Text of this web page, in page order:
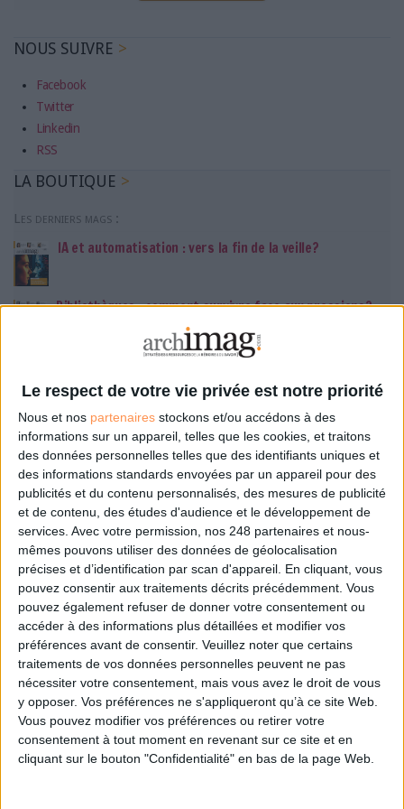
Le respect de votre vie privée est notre priorité
Nous et nos partenaires stockons et/ou accédons à des
informations sur un appareil, telles que les cookies, et traitons
des données personnelles telles que des identifiants uniques et
des informations standards envoyées par un appareil pour des
publicités et du contenu personnalisés, des mesures de publicité
et de contenu, des études d'audience et le développement de
services. Avec votre permission, nos 248 partenaires et nous-
mêmes pouvons utiliser des données de géolocalisation
précises et d’identification par scan d'appareil. En cliquant, vous
pouvez consentir aux traitements décrits précédemment. Vous
pouvez également refuser de donner votre consentement ou
accéder à des informations plus détaillées et modifier vos
préférences avant de consentir. Veuillez noter que certains
traitements de vos données personnelles peuvent ne pas
nécessiter votre consentement, mais vous avez le droit de vous
y opposer. Vos préférences ne s'appliqueront qu’à ce site Web.
Vous pouvez modifier vos préférences ou retirer votre
consentement à tout moment en revenant sur ce site et en
cliquant sur le bouton "Confidentialité" en bas de la page Web.
NOUS SUIVRE
Facebook
Twitter
Linkedin
RSS
LA BOUTIQUE
Les derniers mags :
IA et automatisation : vers la fin de la veille?
Bibliothèques : comment survivre face aux pressions?
Les derniers guides :
IA génératives : cas d’usage et retours d’expérience
Archivage physique et électronique : enjeux, méthodes et
outils
Stratégie data : tirez profit de l’intelligence des
données
LES DERNIÈRES PARUTIONS